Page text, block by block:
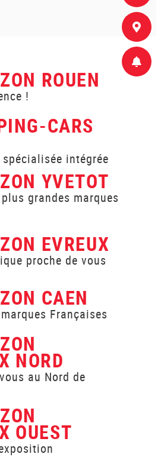
ROUEN
!
CARS
intégrée
YVETOT
grandes marques
EVREUX
proche de vous
CAEN
Françaises
NORD
au Nord de
OUEST